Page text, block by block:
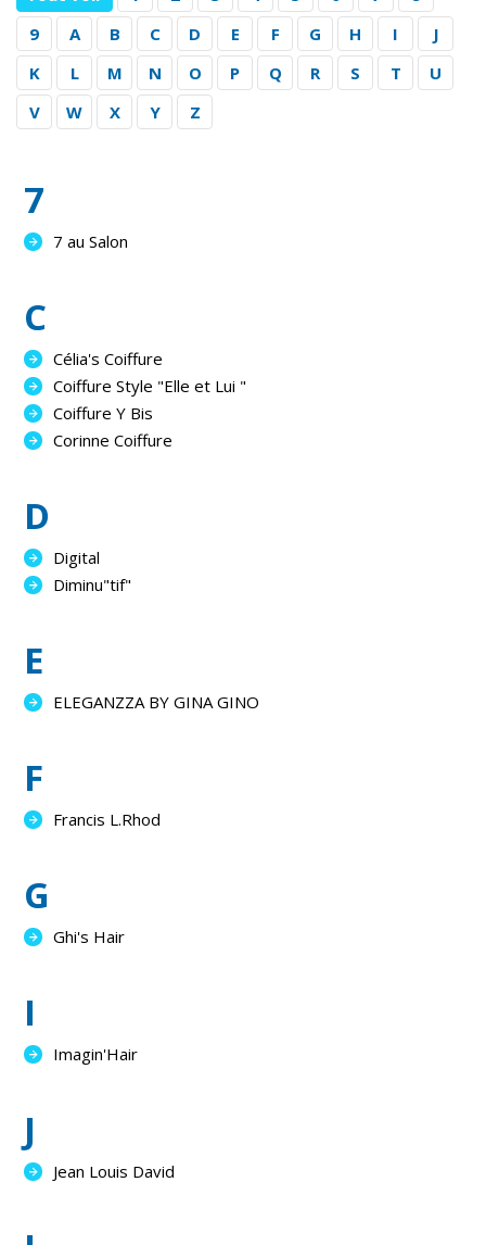
9
A B C D E F G H I
J
K
L M N O P Q R S T
U
V
W X Y Z
7
7 au Salon
C
Célia's Coiffure
Coiffure Style "Elle et Lui "
Coiffure Y Bis
Corinne Coiffure
D
Digital
Diminu"tif"
E
ELEGANZZA BY GINA GINO
F
Francis L.Rhod
G
Ghi's Hair
I
Imagin'Hair
J
Jean Louis David